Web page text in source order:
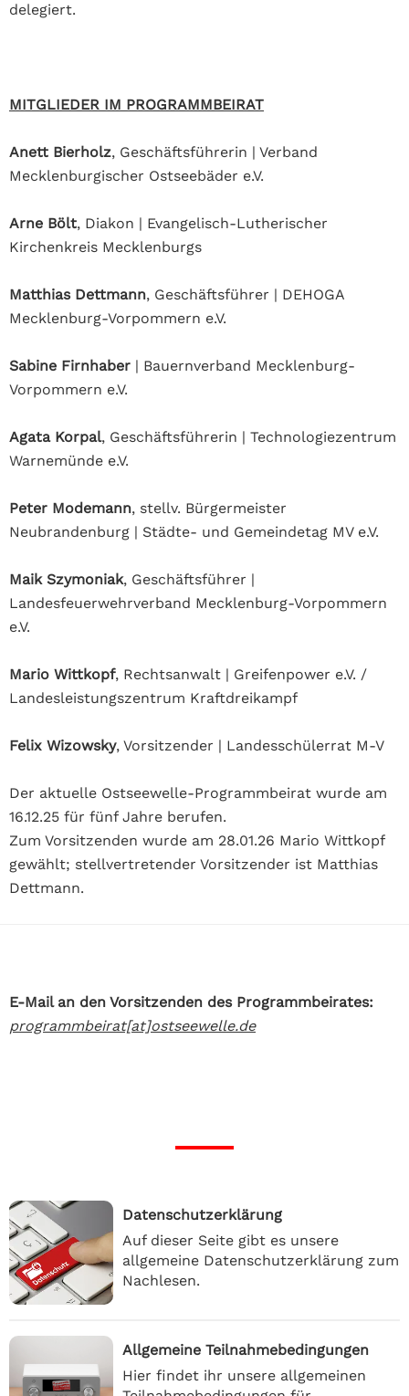
delegiert.
MITGLIEDER IM PROGRAMMBEIRAT
Anett Bierholz, Geschäftsführerin | Verband
Mecklenburgischer Ostseebäder e.V.
Arne Bölt, Diakon | Evangelisch-Lutherischer
Kirchenkreis Mecklenburgs
Matthias Dettmann, Geschäftsführer | DEHOGA
Mecklenburg-Vorpommern e.V.
Sabine Firnhaber | Bauernverband Mecklenburg-
Vorpommern e.V.
Agata Korpal, Geschäftsführerin | Technologiezentrum
Warnemünde e.V.
Peter Modemann, stellv. Bürgermeister
Neubrandenburg | Städte- und Gemeindetag MV e.V.
Maik Szymoniak, Geschäftsführer |
Landesfeuerwehrverband Mecklenburg-Vorpommern
e.V.
Mario Wittkopf, Rechtsanwalt | Greifenpower e.V. /
Landesleistungszentrum Kraftdreikampf
Felix Wizowsky, Vorsitzender | Landesschülerrat M-V
Der aktuelle Ostseewelle-Programmbeirat wurde am
16.12.25 für fünf Jahre berufen.
Zum Vorsitzenden wurde am 28.01.26 Mario Wittkopf
gewählt; stellvertretender Vorsitzender ist Matthias
Dettmann.
E-Mail an den Vorsitzenden des Programmbeirates:
programmbeirat[at]ostseewelle.de
Datenschutzerklärung
Auf dieser Seite gibt es unsere
allgemeine Datenschutzerklärung zum
Nachlesen.
Allgemeine Teilnahmebedingungen
Hier findet ihr unsere allgemeinen